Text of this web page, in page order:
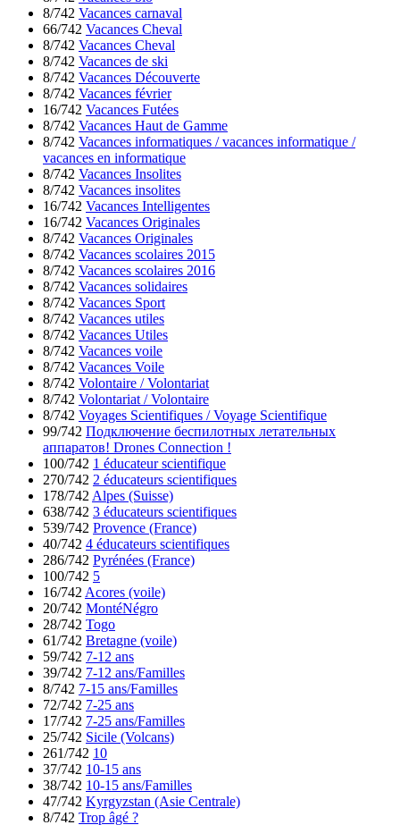
8/742 Vacances carnaval
66/742 Vacances Cheval
8/742 Vacances Cheval
8/742 Vacances de ski
8/742 Vacances Découverte
8/742 Vacances février
16/742 Vacances Futées
8/742 Vacances Haut de Gamme
8/742 Vacances informatiques / vacances informatique /
vacances en informatique
8/742 Vacances Insolites
8/742 Vacances insolites
16/742 Vacances Intelligentes
16/742 Vacances Originales
8/742 Vacances Originales
8/742 Vacances scolaires 2015
8/742 Vacances scolaires 2016
8/742 Vacances solidaires
8/742 Vacances Sport
8/742 Vacances utiles
8/742 Vacances Utiles
8/742 Vacances voile
8/742 Vacances Voile
8/742 Volontaire / Volontariat
8/742 Volontariat / Volontaire
8/742 Voyages Scientifiques / Voyage Scientifique
99/742 Подключение беспилотных летательных
аппаратов! Drones Connection !
100/742 1 éducateur scientifique
270/742 2 éducateurs scientifiques
178/742 Alpes (Suisse)
638/742 3 éducateurs scientifiques
539/742 Provence (France)
40/742 4 éducateurs scientifiques
286/742 Pyrénées (France)
100/742 5
16/742 Acores (voile)
20/742 MontéNégro
28/742 Togo
61/742 Bretagne (voile)
59/742 7-12 ans
39/742 7-12 ans/Familles
8/742 7-15 ans/Familles
72/742 7-25 ans
17/742 7-25 ans/Familles
25/742 Sicile (Volcans)
261/742 10
37/742 10-15 ans
38/742 10-15 ans/Familles
47/742 Kyrgyzstan (Asie Centrale)
8/742 Trop âgé ?